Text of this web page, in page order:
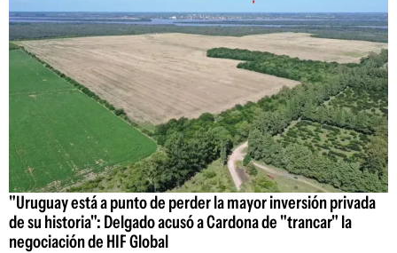
"Uruguay está a punto de perder la mayor inversión privada
de su historia": Delgado acusó a Cardona de "trancar" la
negociación de HIF Global